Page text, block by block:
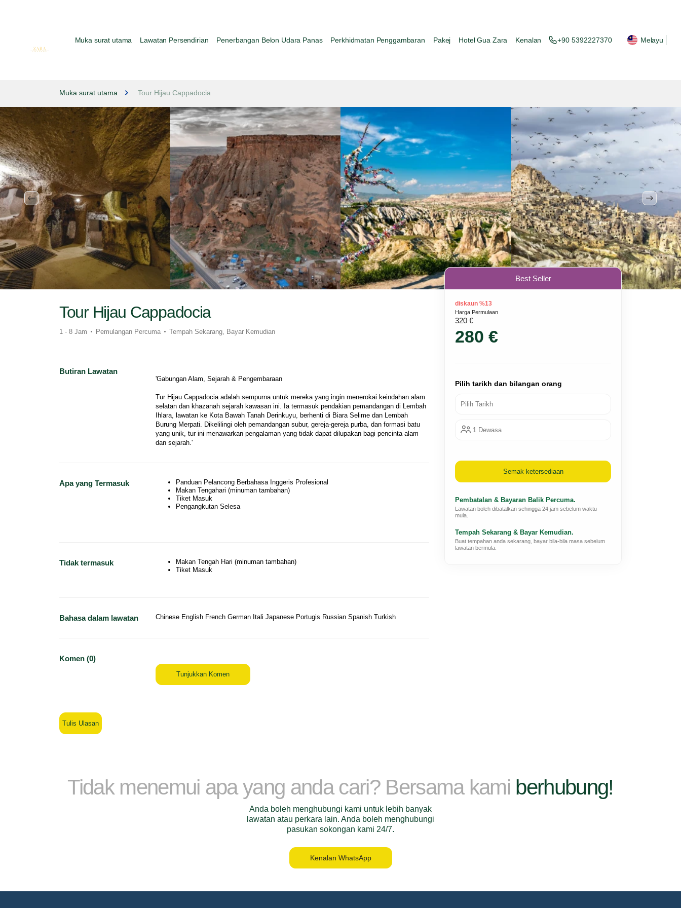
Muka surat utama Lawatan Persendirian Penerbangan Belon Udara Panas Perkhidmatan Penggambaran Pakej Hotel Gua Zara Kenalan +90 5392227370 Melayu
Muka surat utama Tour Hijau Cappadocia
Tour Hijau Cappadocia
1 - 8 Jam Pemulangan Percuma Tempah Sekarang, Bayar Kemudian
Butiran Lawatan
'Gabungan Alam, Sejarah & Pengembaraan
Tur Hijau Cappadocia adalah sempurna untuk mereka yang ingin menerokai keindahan alam
selatan dan khazanah sejarah kawasan ini. Ia termasuk pendakian pemandangan di Lembah
Ihlara, lawatan ke Kota Bawah Tanah Derinkuyu, berhenti di Biara Selime dan Lembah
Burung Merpati. Dikelilingi oleh pemandangan subur, gereja-gereja purba, dan formasi batu
yang unik, tur ini menawarkan pengalaman yang tidak dapat dilupakan bagi pencinta alam
dan sejarah.'
Apa yang Termasuk
Panduan Pelancong Berbahasa Inggeris Profesional
Makan Tengahari (minuman tambahan)
Tiket Masuk
Pengangkutan Selesa
Tidak termasuk
Makan Tengah Hari (minuman tambahan)
Tiket Masuk
Bahasa dalam lawatan Chinese English French German Itali Japanese Portugis Russian Spanish Turkish
Komen (0)
Tunjukkan Komen
Tulis Ulasan
Best Seller
diskaun %13
Harga Permulaan
320 €
280 €
Pilih tarikh dan bilangan orang
Pilih Tarikh
1 Dewasa
Semak ketersediaan
Pembatalan & Bayaran Balik Percuma.
Lawatan boleh dibatalkan sehingga 24 jam sebelum waktu
mula.
Tempah Sekarang & Bayar Kemudian.
Buat tempahan anda sekarang, bayar bila-bila masa sebelum
lawatan bermula.
Tidak menemui apa yang anda cari? Bersama kami berhubung!
Anda boleh menghubungi kami untuk lebih banyak
lawatan atau perkara lain. Anda boleh menghubungi
pasukan sokongan kami 24/7.
Kenalan WhatsApp